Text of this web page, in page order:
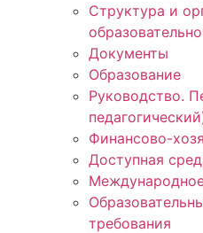
Структура и
Документы
Образование
Руководство.
Финансово-
Доступная
требования